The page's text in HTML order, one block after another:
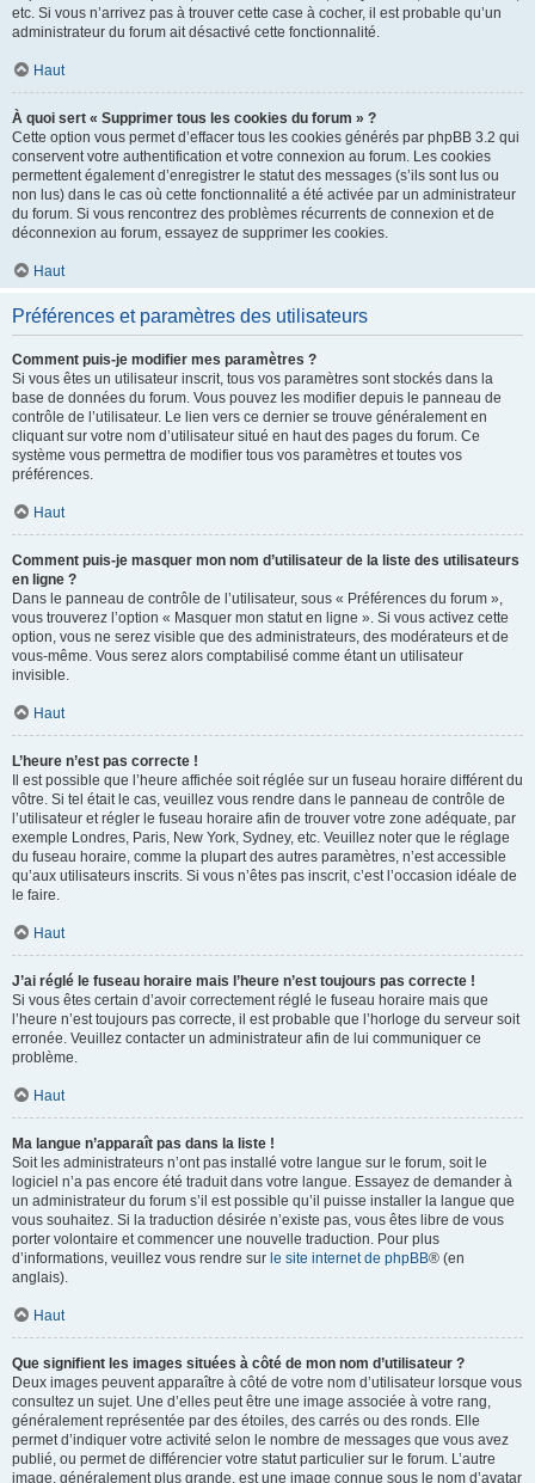
etc. Si vous n’arrivez pas à trouver cette case à cocher, il est probable qu’un
administrateur du forum ait désactivé cette fonctionnalité.
Haut
À quoi sert « Supprimer tous les cookies du forum » ?
Cette option vous permet d’effacer tous les cookies générés par phpBB 3.2 qui
conservent votre authentification et votre connexion au forum. Les cookies
permettent également d’enregistrer le statut des messages (s’ils sont lus ou
non lus) dans le cas où cette fonctionnalité a été activée par un administrateur
du forum. Si vous rencontrez des problèmes récurrents de connexion et de
déconnexion au forum, essayez de supprimer les cookies.
Haut
Préférences et paramètres des utilisateurs
Comment puis-je modifier mes paramètres ?
Si vous êtes un utilisateur inscrit, tous vos paramètres sont stockés dans la
base de données du forum. Vous pouvez les modifier depuis le panneau de
contrôle de l’utilisateur. Le lien vers ce dernier se trouve généralement en
cliquant sur votre nom d’utilisateur situé en haut des pages du forum. Ce
système vous permettra de modifier tous vos paramètres et toutes vos
préférences.
Haut
Comment puis-je masquer mon nom d’utilisateur de la liste des utilisateurs
en ligne ?
Dans le panneau de contrôle de l’utilisateur, sous « Préférences du forum »,
vous trouverez l’option « Masquer mon statut en ligne ». Si vous activez cette
option, vous ne serez visible que des administrateurs, des modérateurs et de
vous-même. Vous serez alors comptabilisé comme étant un utilisateur
invisible.
Haut
L’heure n’est pas correcte !
Il est possible que l’heure affichée soit réglée sur un fuseau horaire différent du
vôtre. Si tel était le cas, veuillez vous rendre dans le panneau de contrôle de
l’utilisateur et régler le fuseau horaire afin de trouver votre zone adéquate, par
exemple Londres, Paris, New York, Sydney, etc. Veuillez noter que le réglage
du fuseau horaire, comme la plupart des autres paramètres, n’est accessible
qu’aux utilisateurs inscrits. Si vous n’êtes pas inscrit, c’est l’occasion idéale de
le faire.
Haut
J’ai réglé le fuseau horaire mais l’heure n’est toujours pas correcte !
Si vous êtes certain d’avoir correctement réglé le fuseau horaire mais que
l’heure n’est toujours pas correcte, il est probable que l’horloge du serveur soit
erronée. Veuillez contacter un administrateur afin de lui communiquer ce
problème.
Haut
Ma langue n’apparaît pas dans la liste !
Soit les administrateurs n’ont pas installé votre langue sur le forum, soit le
logiciel n’a pas encore été traduit dans votre langue. Essayez de demander à
un administrateur du forum s’il est possible qu’il puisse installer la langue que
vous souhaitez. Si la traduction désirée n’existe pas, vous êtes libre de vous
porter volontaire et commencer une nouvelle traduction. Pour plus
d’informations, veuillez vous rendre sur le site internet de phpBB® (en
anglais).
Haut
Que signifient les images situées à côté de mon nom d’utilisateur ?
Deux images peuvent apparaître à côté de votre nom d’utilisateur lorsque vous
consultez un sujet. Une d’elles peut être une image associée à votre rang,
généralement représentée par des étoiles, des carrés ou des ronds. Elle
permet d’indiquer votre activité selon le nombre de messages que vous avez
publié, ou permet de différencier votre statut particulier sur le forum. L’autre
image, généralement plus grande, est une image connue sous le nom d’avatar